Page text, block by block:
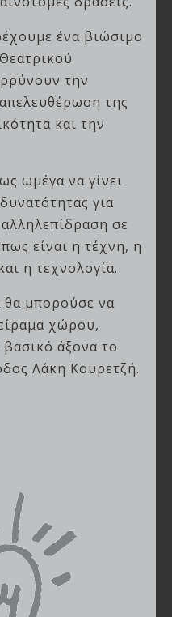
ένα βιώσιμο
την
της
και την
ωμέγα να γίνει
για
σε
είναι η τέχνη, η
η τεχνολογία.
θα μπορούσε να
χώρου,
άξονα το
Λάκη Κουρετζή.